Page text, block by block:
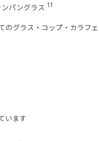
パングラス 11
のグラス・コップ・カラフェ
います